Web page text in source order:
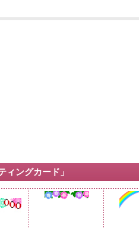
ィングカード」